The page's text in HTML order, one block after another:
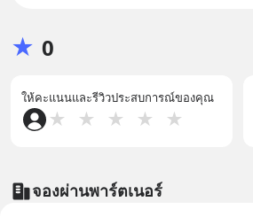
★ 0
ให้คะแนนและรีวิวประสบการณ์ของคุณ
★ ★ ★ ★ ★
จองผ่านพาร์ตเนอร์